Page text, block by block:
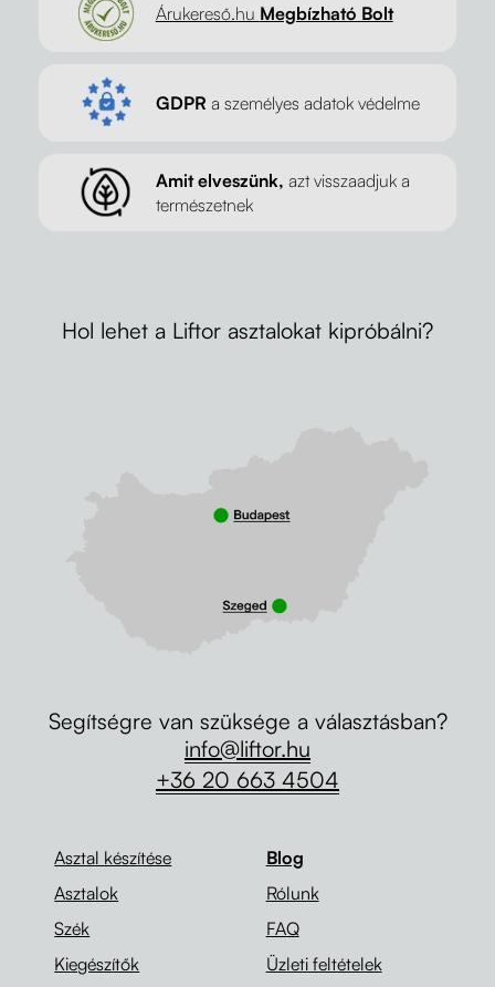
Árukereső.hu Megbízható Bolt
GDPR a személyes adatok védelme
Amit elveszünk, azt visszaadjuk a
természetnek
Hol lehet a Liftor asztalokat kipróbálni?
Asztal készítése
Asztalok
Szék
Kiegészítők
Blog
Rólunk
FAQ
Üzleti feltételek
Segítségre van szüksége a választásban?
info@liftor.hu
+36 20 663 4504